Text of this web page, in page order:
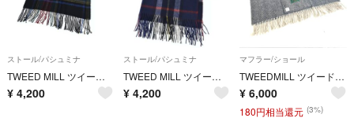
ストール/パシュミナ
TWEED MILL ツイードミル ストール 黒 【古着】【中古】【送料無料】
¥ 4,200
ストール/パシュミナ
TWEED MILL ツイードミル ストール 紺 【古着】【中古】【送料無料】
¥ 4,200
マフラー/ショール
TWEEDMILL ツイードミル ショール/ブランケット ウール100％ グレー レディース / 240001199075
¥ 6,000
180円相当還元 (3%)